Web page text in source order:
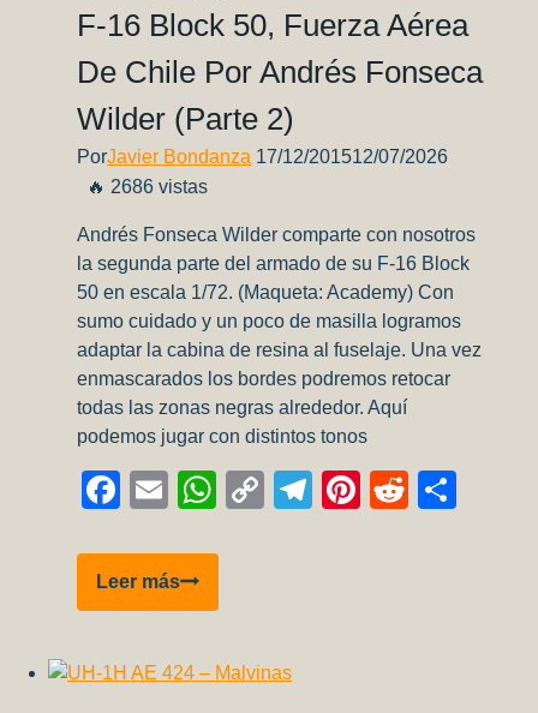
paso
por
F-16 Block 50, Fuerza Aérea
De Chile Por Andrés Fonseca
Wilder (Parte 2)
PorJavier Bondanza 17/12/201512/07/2026
🔥 2686 vistas
Andrés Fonseca Wilder comparte con nosotros
la segunda parte del armado de su F-16 Block
50 en escala 1/72. (Maqueta: Academy) Con
sumo cuidado y un poco de masilla logramos
adaptar la cabina de resina al fuselaje. Una vez
enmascarados los bordes podremos retocar
todas las zonas negras alrededor. Aquí
podemos jugar con distintos tonos
Facebook
EmailWhatsApp
CopyTelegram
Pinterest
Reddit
Leer másF-
16
50,